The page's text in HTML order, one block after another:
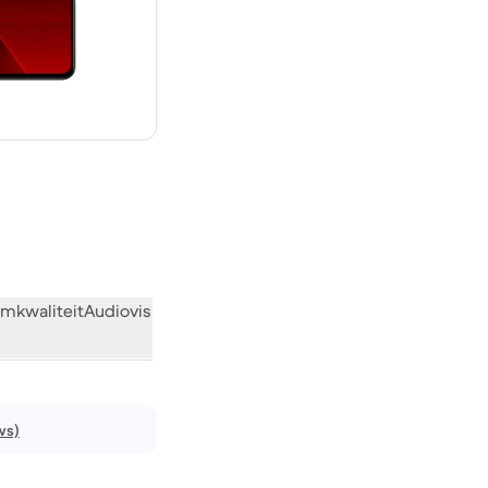
900,00 nieuw
Audiovisueel